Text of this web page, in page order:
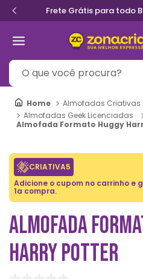
👉 Aproveite
O que você procura?
Almofadas Criativas
Almofadas Geek Licenciadas
Almofada Formato Huggy
CRIATIVA5
Adicione o cupom no carrinho e
1a compra.
ALMOFADA
HARRY POTTER